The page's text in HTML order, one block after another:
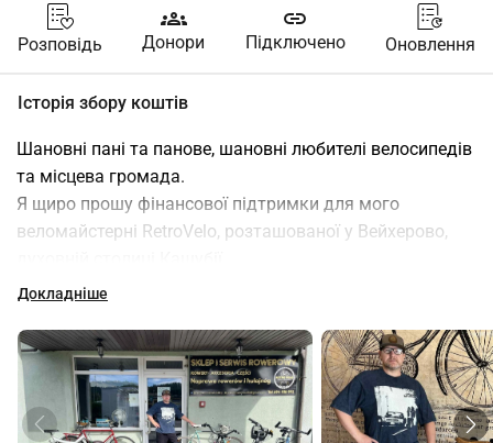
Розповідь
groups
Донори
link
Підключено Оновлення
Історія збору коштів
Шановні пані та панове, шановні любителі велосипедів
та місцева громада.
Я щиро прошу фінансової підтримки для мого
веломайстерні RetroVelo, розташованої у Вейхерово,
RetroVelo це місце, створене з пристрасті до двох коліс.
Протягом 10 років я займаюся забезпеченням безпеки
та комфорту велосипедистів, пропонуючи комплексне
обслуговування, професійні поради та формуючи
Докладніше